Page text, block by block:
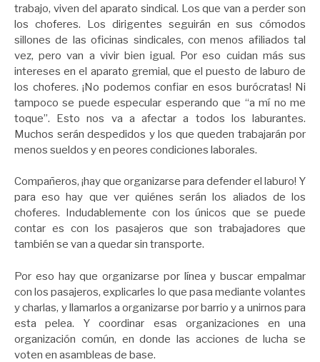
trabajo, viven del aparato sindical. Los que van a perder son
los choferes. Los dirigentes seguirán en sus cómodos
sillones de las oficinas sindicales, con menos afiliados tal
vez, pero van a vivir bien igual. Por eso cuidan más sus
intereses en el aparato gremial, que el puesto de laburo de
los choferes. ¡No podemos confiar en esos burócratas! Ni
tampoco se puede especular esperando que “a mí no me
toque”. Esto nos va a afectar a todos los laburantes.
Muchos serán despedidos y los que queden trabajarán por
menos sueldos y en peores condiciones laborales.
Compañeros, ¡hay que organizarse para defender el laburo! Y
para eso hay que ver quiénes serán los aliados de los
choferes. Indudablemente con los únicos que se puede
contar es con los pasajeros que son trabajadores que
también se van a quedar sin transporte.
Por eso hay que organizarse por línea y buscar empalmar
con los pasajeros, explicarles lo que pasa mediante volantes
y charlas, y llamarlos a organizarse por barrio y a unirnos para
esta pelea. Y coordinar esas organizaciones en una
organización común, en donde las acciones de lucha se
voten en asambleas de base.